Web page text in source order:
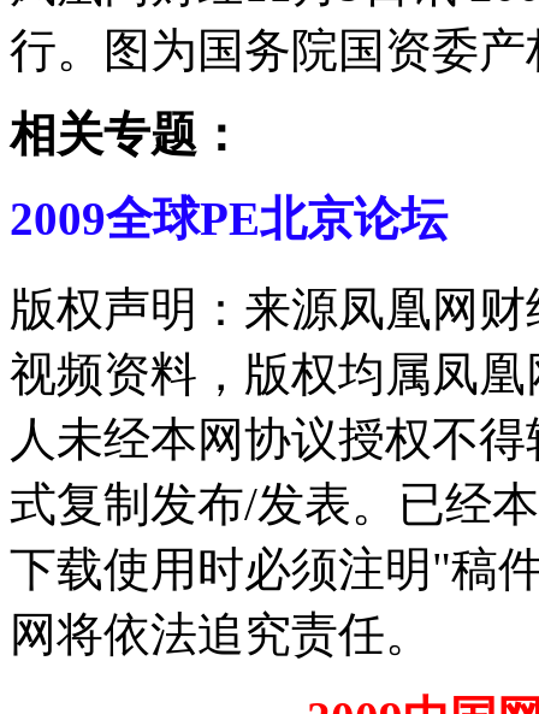
行。图为国务院国资委
相关专题：
2009全球PE北京论坛
版权声明：来源凤凰网
视频资料，版权均属凤
人未经本网协议授权不
式复制发布/发表。已经
下载使用时必须注明"稿
网将依法追究责任。